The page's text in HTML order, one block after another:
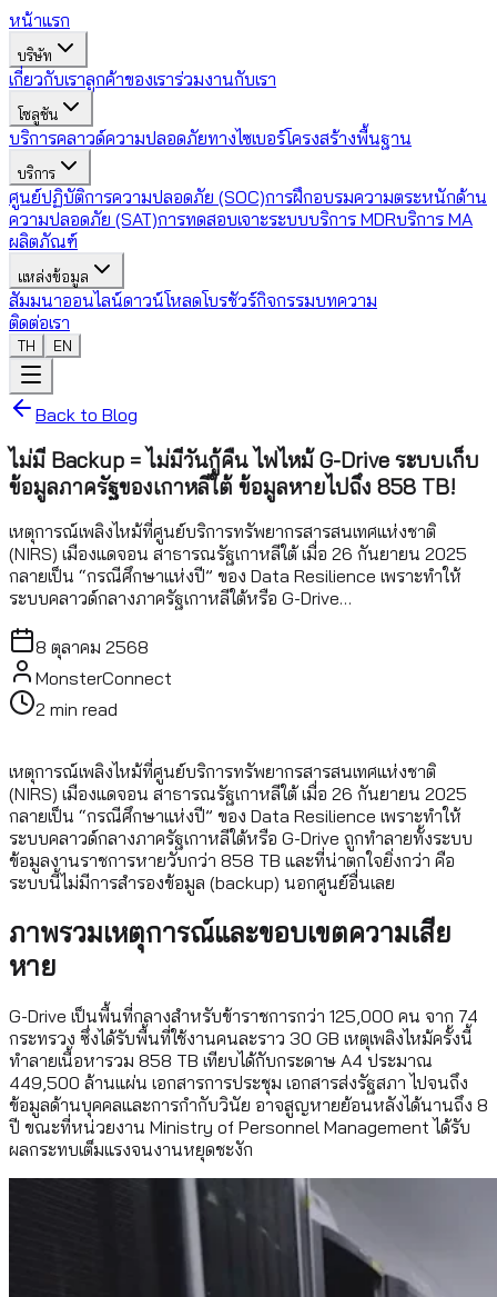
หน้าแรก
บริษัท
เกี่ยวกับเราลูกค้าของเราร่วมงานกับเรา
โซลูชัน
บริการคลาวด์ความปลอดภัยทางไซเบอร์โครงสร้างพื้นฐาน
บริการ
ศูนย์ปฏิบัติการความปลอดภัย (SOC)การฝึกอบรมความตระหนักด้าน
ความปลอดภัย (SAT)การทดสอบเจาะระบบบริการ MDRบริการ MA
ผลิตภัณฑ์
แหล่งข้อมูล
สัมมนาออนไลน์ดาวน์โหลดโบรชัวร์กิจกรรมบทความ
ติดต่อเรา
TH EN
Back to Blog
ไม่มี Backup = ไม่มีวันกู้คืน ไฟไหม้ G-Drive ระบบเก็บ
ข้อมูลภาครัฐของเกาหลีใต้ ข้อมูลหายไปถึง 858 TB!
เหตุการณ์เพลิงไหม้ที่ศูนย์บริการทรัพยากรสารสนเทศแห่งชาติ
(NIRS) เมืองแดจอน สาธารณรัฐเกาหลีใต้ เมื่อ 26 กันยายน 2025
กลายเป็น “กรณีศึกษาแห่งปี” ของ Data Resilience เพราะทำให้
ระบบคลาวด์กลางภาครัฐเกาหลีใต้หรือ G-Drive…
8 ตุลาคม 2568
MonsterConnect
2 min read
เหตุการณ์เพลิงไหม้ที่ศูนย์บริการทรัพยากรสารสนเทศแห่งชาติ
(NIRS) เมืองแดจอน สาธารณรัฐเกาหลีใต้ เมื่อ 26 กันยายน 2025
กลายเป็น “กรณีศึกษาแห่งปี” ของ Data Resilience เพราะทำให้
ระบบคลาวด์กลางภาครัฐเกาหลีใต้หรือ G-Drive ถูกทำลายทั้งระบบ
ข้อมูลงานราชการหายวับกว่า 858 TB และที่น่าตกใจยิ่งกว่า คือ
ระบบนี้ไม่มีการสำรองข้อมูล (backup) นอกศูนย์อื่นเลย
ภาพรวมเหตุการณ์และขอบเขตความเสีย
หาย
G-Drive เป็นพื้นที่กลางสำหรับข้าราชการกว่า 125,000 คน จาก 74
กระทรวง ซึ่งได้รับพื้นที่ใช้งานคนละราว 30 GB เหตุเพลิงไหม้ครั้งนี้
ทำลายเนื้อหารวม 858 TB เทียบได้กับกระดาษ A4 ประมาณ
449,500 ล้านแผ่น เอกสารการประชุม เอกสารส่งรัฐสภา ไปจนถึง
ข้อมูลด้านบุคคลและการกำกับวินัย อาจสูญหายย้อนหลังได้นานถึง 8
ปี ขณะที่หน่วยงาน Ministry of Personnel Management ได้รับ
ผลกระทบเต็มแรงจนงานหยุดชะงัก